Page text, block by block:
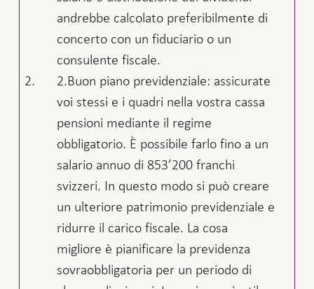
andrebbe calcolato preferibilmente di
concerto con un fiduciario o un
consulente fiscale.
Buon piano previdenziale: assicurate
voi stessi e i quadri nella vostra cassa
pensioni mediante il regime
obbligatorio. È possibile farlo fino a un
salario annuo di 853’200 franchi
svizzeri. In questo modo si può creare
un ulteriore patrimonio previdenziale e
ridurre il carico fiscale. La cosa
migliore è pianificare la previdenza
sovraobbligatoria per un periodo di